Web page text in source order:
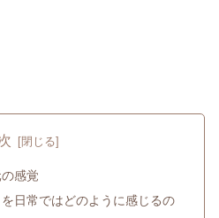
感覚
を日常ではどのように感じるの